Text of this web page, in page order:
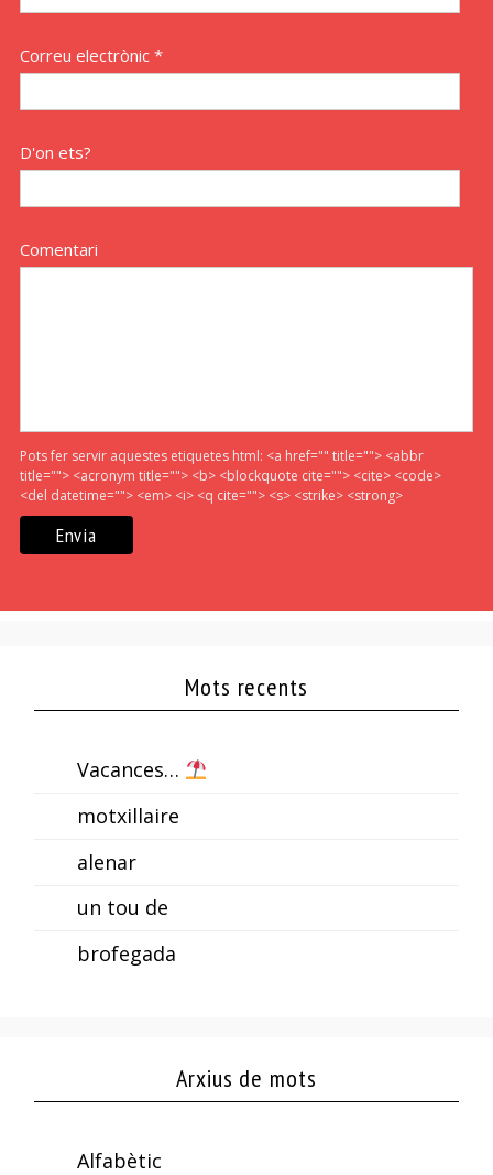
Correu electrònic *
D'on ets?
Comentari
Pots fer servir aquestes etiquetes html: <a href="" title=""> <abbr
title=""> <acronym title=""> <b> <blockquote cite=""> <cite> <code>
<del datetime=""> <em> <i> <q cite=""> <s> <strike> <strong>
Mots recents
Vacances…
motxillaire
alenar
un tou de
brofegada
Arxius de mots
Alfabètic